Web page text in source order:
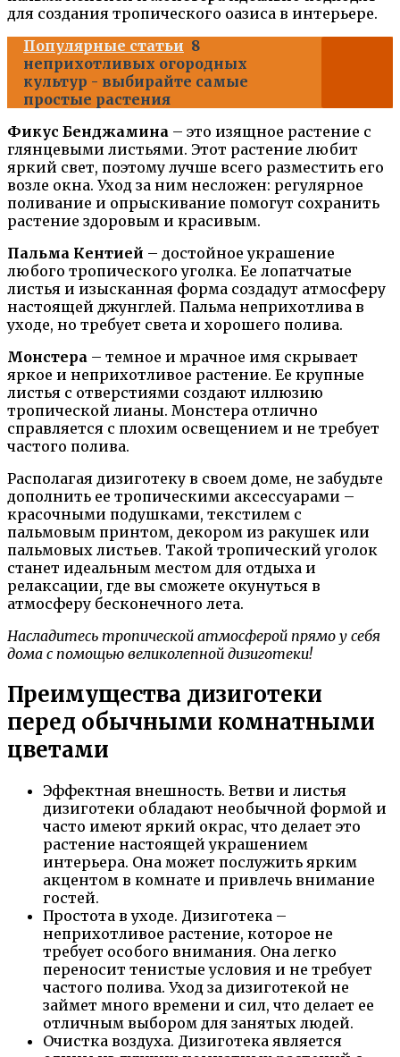
для создания тропического оазиса в интерьере.
Популярные статьи 8
неприхотливых огородных
культур - выбирайте самые
простые растения
Фикус Бенджамина – это изящное растение с
глянцевыми листьями. Этот растение любит
яркий свет, поэтому лучше всего разместить его
возле окна. Уход за ним несложен: регулярное
поливание и опрыскивание помогут сохранить
растение здоровым и красивым.
Пальма Кентией – достойное украшение
любого тропического уголка. Ее лопатчатые
листья и изысканная форма создадут атмосферу
настоящей джунглей. Пальма неприхотлива в
уходе, но требует света и хорошего полива.
Монстера – темное и мрачное имя скрывает
яркое и неприхотливое растение. Ее крупные
листья с отверстиями создают иллюзию
тропической лианы. Монстера отлично
справляется с плохим освещением и не требует
частого полива.
Располагая дизиготеку в своем доме, не забудьте
дополнить ее тропическими аксессуарами –
красочными подушками, текстилем с
пальмовым принтом, декором из ракушек или
пальмовых листьев. Такой тропический уголок
станет идеальным местом для отдыха и
релаксации, где вы сможете окунуться в
атмосферу бесконечного лета.
Насладитесь тропической атмосферой прямо у себя
дома с помощью великолепной дизиготеки!
Преимущества дизиготеки
перед обычными комнатными
цветами
Эффектная внешность. Ветви и листья
дизиготеки обладают необычной формой и
часто имеют яркий окрас, что делает это
растение настоящей украшением
интерьера. Она может послужить ярким
акцентом в комнате и привлечь внимание
гостей.
Простота в уходе. Дизиготека –
неприхотливое растение, которое не
требует особого внимания. Она легко
переносит тенистые условия и не требует
частого полива. Уход за дизиготекой не
займет много времени и сил, что делает ее
отличным выбором для занятых людей.
Очистка воздуха. Дизиготека является